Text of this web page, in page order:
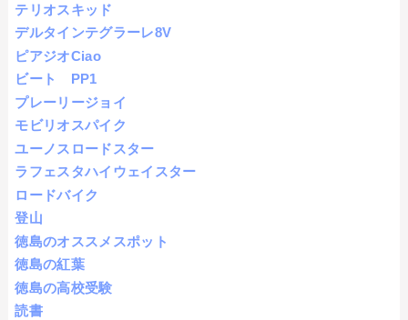
テリオスキッド
デルタインテグラーレ8V
ピアジオCiao
ビート PP1
プレーリージョイ
モビリオスパイク
ユーノスロードスター
ラフェスタハイウェイスター
ロードバイク
登山
徳島のオススメスポット
徳島の紅葉
徳島の高校受験
読書